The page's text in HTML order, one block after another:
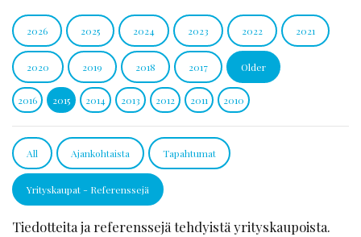
2026 2025 2024 2023 2022 2021
2020 2019 2018 2017 Older
2016 2015 2014 2013 2012 2011 2010
All Ajankohtaista Tapahtumat
Yrityskaupat - Referenssejä
Tiedotteita ja referenssejä tehdyistä yrityskaupoista.